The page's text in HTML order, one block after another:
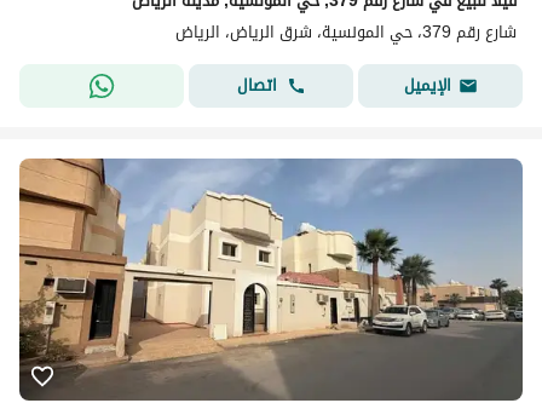
شارع رقم 379، حي المونسية، شرق الرياض، الرياض
الإيميل
اتصال